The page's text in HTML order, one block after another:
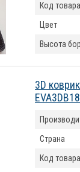
Код товара
Цвет
Высота
3D
Страна
Код товара